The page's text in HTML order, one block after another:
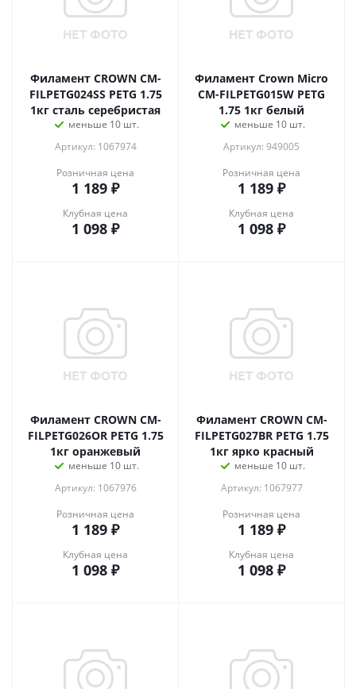
Филамент CROWN CM-
FILPETG024SS PETG 1.75
1кг сталь серебристая
меньше 10 шт.
Артикул: 1067974
Розничная цена
1 189 ₽
Клубная цена
1 098 ₽
Филамент Crown Micro
CM-FILPETG015W PETG
1.75 1кг белый
меньше 10 шт.
Артикул: 949005
Розничная цена
1 189 ₽
Клубная цена
1 098 ₽
Филамент CROWN CM-
FILPETG026OR PETG 1.75
1кг оранжевый
меньше 10 шт.
Артикул: 1067976
Розничная цена
1 189 ₽
Клубная цена
1 098 ₽
Филамент CROWN CM-
FILPETG027BR PETG 1.75
1кг ярко красный
меньше 10 шт.
Артикул: 1067977
Розничная цена
1 189 ₽
Клубная цена
1 098 ₽